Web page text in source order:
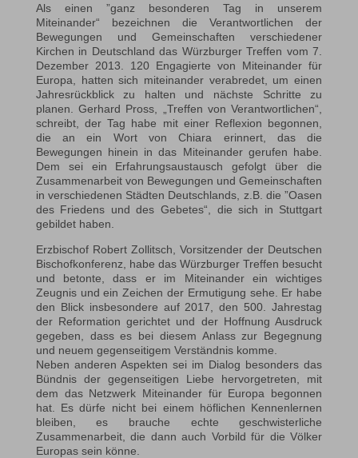
Als einen ”ganz besonderen Tag in unserem
Miteinander“ bezeichnen die Verantwortlichen der
Bewegungen und Gemeinschaften verschiedener
Kirchen in Deutschland das Würzburger Treffen vom 7.
Dezember 2013. 120 Engagierte von Miteinander für
Europa, hatten sich miteinander verabredet, um einen
Jahresrückblick zu halten und nächste Schritte zu
planen. Gerhard Pross, „Treffen von Verantwortlichen“,
schreibt, der Tag habe mit einer Reflexion begonnen,
die an ein Wort von Chiara erinnert, das die
Bewegungen hinein in das Miteinander gerufen habe.
Dem sei ein Erfahrungsaustausch gefolgt über die
Zusammenarbeit von Bewegungen und Gemeinschaften
in verschiedenen Städten Deutschlands, z.B. die ”Oasen
des Friedens und des Gebetes“, die sich in Stuttgart
gebildet haben.
Erzbischof Robert Zollitsch, Vorsitzender der Deutschen
Bischofkonferenz, habe das Würzburger Treffen besucht
und betonte, dass er im Miteinander ein wichtiges
Zeugnis und ein Zeichen der Ermutigung sehe. Er habe
den Blick insbesondere auf 2017, den 500. Jahrestag
der Reformation gerichtet und der Hoffnung Ausdruck
gegeben, dass es bei diesem Anlass zur Begegnung
und neuem gegenseitigem Verständnis komme.
Neben anderen Aspekten sei im Dialog besonders das
Bündnis der gegenseitigen Liebe hervorgetreten, mit
dem das Netzwerk Miteinander für Europa begonnen
hat. Es dürfe nicht bei einem höflichen Kennenlernen
bleiben, es brauche echte geschwisterliche
Zusammenarbeit, die dann auch Vorbild für die Völker
Europas sein könne.